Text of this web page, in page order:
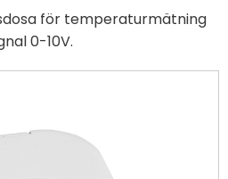
för temperaturmätning
0-10V.